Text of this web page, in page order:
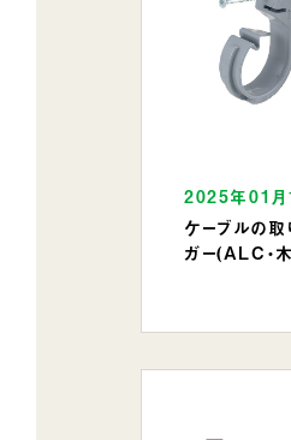
2025年01月
ケーブルの取
ガー(ALC・